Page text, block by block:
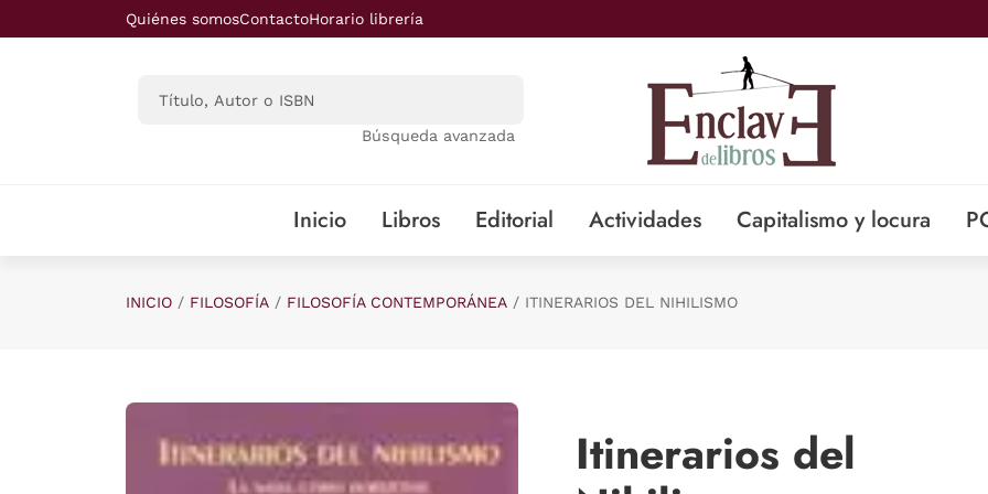
Saltar al contenido principal
Quiénes somosContactoHorario librería
Búsqueda avanzada
Inicio Libros Editorial Actividades Capitalismo y locura
INICIO FILOSOFÍA FILOSOFÍA CONTEMPORÁNEA ITINERARIOS DEL NIHILISMO
Itinerarios del